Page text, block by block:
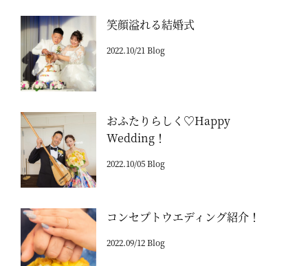
笑顔溢れる結婚式
2022.10/21 Blog
おふたりらしく♡Happy
Wedding！
2022.10/05 Blog
コンセプトウエディング紹介！
2022.09/12 Blog